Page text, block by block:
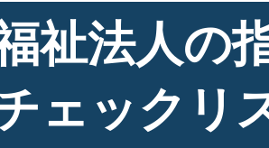
祉法人の
ェックリ